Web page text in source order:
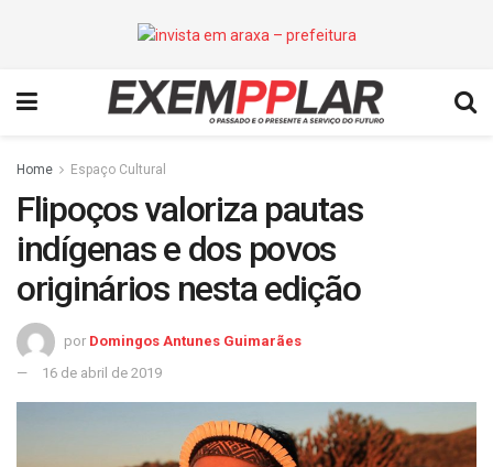
Home Espaço Cultural
Flipoços valoriza pautas
indígenas e dos povos
originários nesta edição
por Domingos Antunes Guimarães
16 de abril de 2019